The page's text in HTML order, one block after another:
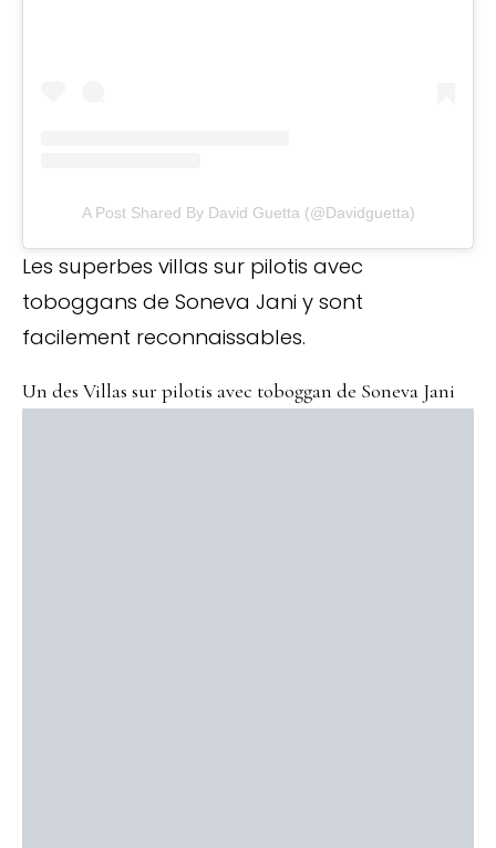
A Post Shared By David Guetta (@davidguetta)
Les superbes villas sur pilotis avec
toboggans de Soneva Jani y sont
facilement reconnaissables.
Un des Villas sur pilotis avec toboggan de Soneva Jani